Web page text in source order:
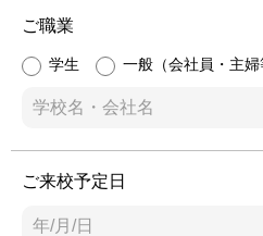
ご職業
学生 一般（会社員・主婦
ご来校予定日